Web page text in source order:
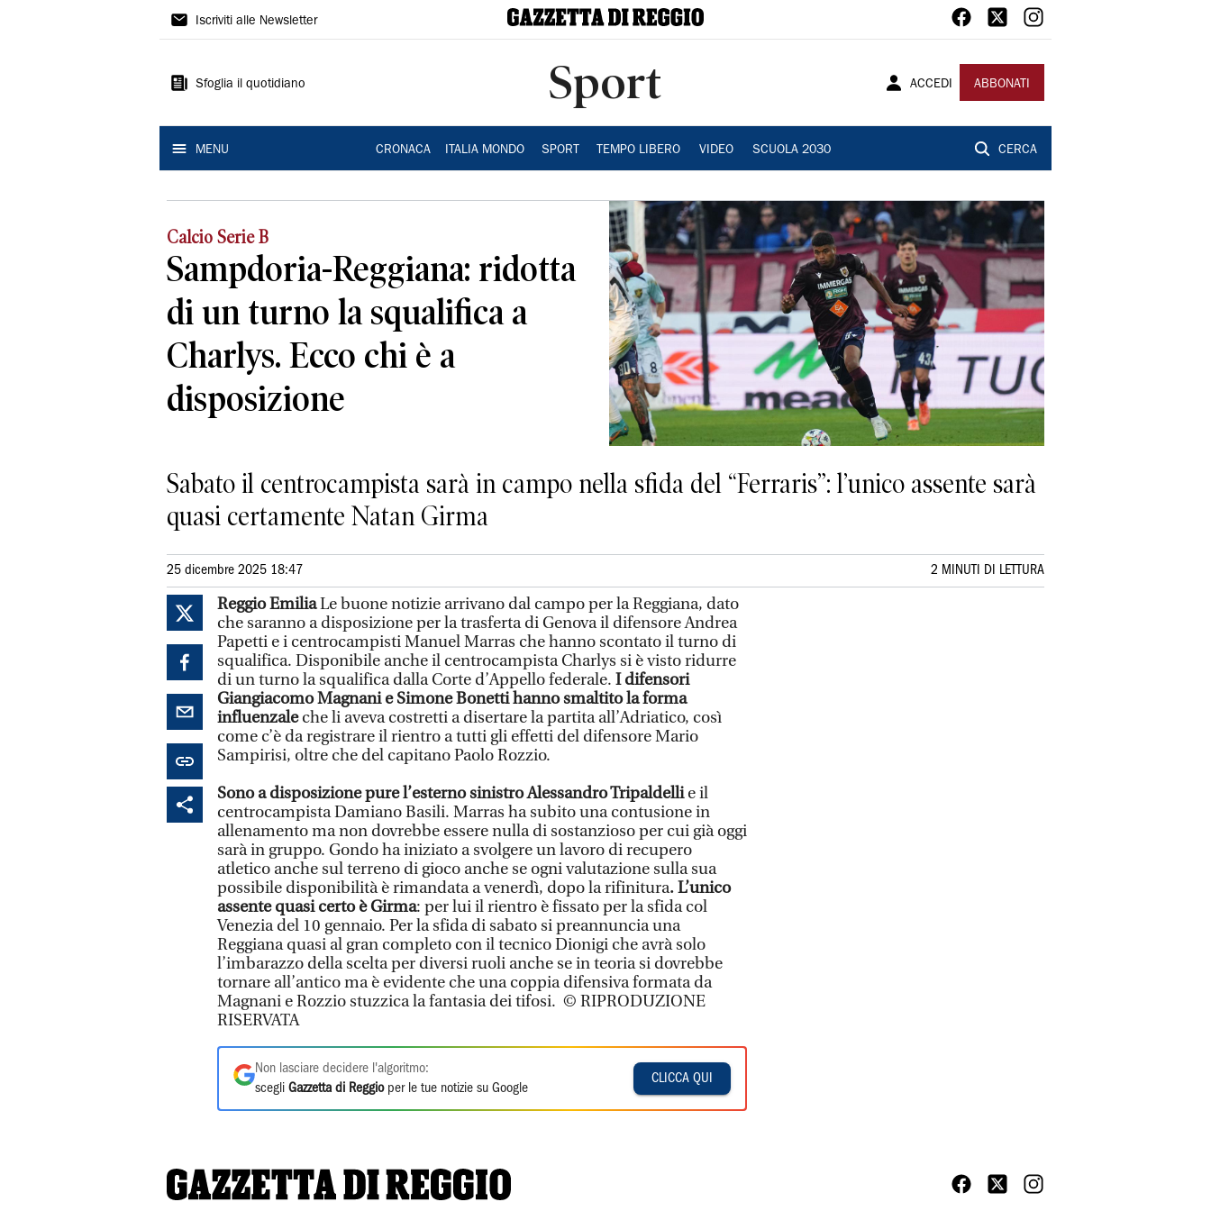
Gazzetta
Reggio
Iscriviti alle Newsletter
Sfoglia il quotidiano Sport ACCEDI ABBONATI
MENU CRONACA ITALIA MONDO SPORT TEMPO LIBERO VIDEO SCUOLA 2030 CERCA
Calcio Serie B
Sampdoria-Reggiana: ridotta
di un turno la squalifica a
Charlys. Ecco chi è a
disposizione
Sabato il centrocampista sarà in campo nella sfida del “Ferraris”: l’unico assente sarà
quasi certamente Natan Girma
25 dicembre 2025 18:47 2 MINUTI DI LETTURA
Reggio EmiliaLe buone notizie arrivano dal campo per la Reggiana, dato
che saranno a disposizione per la trasferta di Genova il difensore Andrea
Papetti e i centrocampisti Manuel Marras che hanno scontato il turno di
squalifica. Disponibile anche il centrocampista Charlys si è visto ridurre
di un turno la squalifica dalla Corte d’Appello federale. I difensori
Giangiacomo Magnani e Simone Bonetti hanno smaltito la forma
influenzaleche li aveva costretti a disertare la partita all’Adriatico, così
come c’è da registrare il rientro a tutti gli effetti del difensore Mario
Sampirisi, oltre che del capitano Paolo Rozzio.
Sono a disposizione pure l’esterno sinistro Alessandro Tripaldellie il
centrocampista Damiano Basili. Marras ha subito una contusione in
allenamento ma non dovrebbe essere nulla di sostanzioso per cui già oggi
sarà in gruppo. Gondo ha iniziato a svolgere un lavoro di recupero
atletico anche sul terreno di gioco anche se ogni valutazione sulla sua
possibile disponibilità è rimandata a venerdì, dopo la rifinitura. L’unico
assente quasi certo è Girma: per lui il rientro è fissato per la sfida col
Venezia del 10 gennaio. Per la sfida di sabato si preannuncia una
Reggiana quasi al gran completo con il tecnico Dionigi che avrà solo
l’imbarazzo della scelta per diversi ruoli anche se in teoria si dovrebbe
tornare all’antico ma è evidente che una coppia difensiva formata da
Magnani e Rozzio stuzzica la fantasia dei tifosi. © RIPRODUZIONE
RISERVATA
Non lasciare decidere l'algoritmo:
scegli Gazzetta di Reggioper le tue notizie su Google
CLICCA QUI